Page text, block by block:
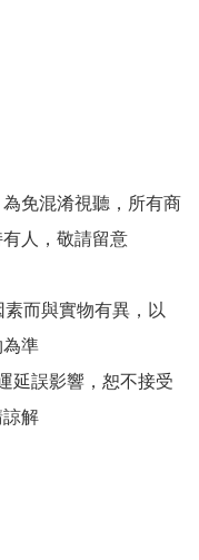
免混淆視聽，所有商
人，敬請留意
而與實物有異，以
準
延誤影響，恕不接受
解